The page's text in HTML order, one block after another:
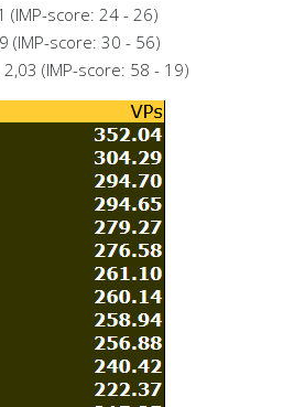
(IMP-score: 24 - 26)
(IMP-score: 30 - 56)
(IMP-score: 58 - 19)